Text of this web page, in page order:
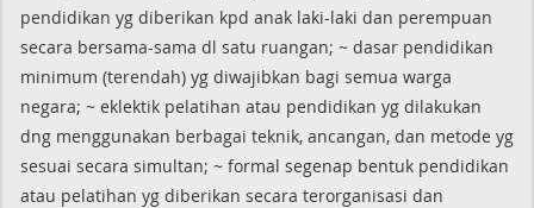
pendidikan yg diberikan kpd anak laki-laki dan perempuan
secara bersama-sama dl satu ruangan; ~ dasar pendidikan
minimum (terendah) yg diwajibkan bagi semua warga
negara; ~ eklektik pelatihan atau pendidikan yg dilakukan
dng menggunakan berbagai teknik, ancangan, dan metode yg
sesuai secara simultan; ~ formal segenap bentuk pendidikan
atau pelatihan yg diberikan secara terorganisasi dan